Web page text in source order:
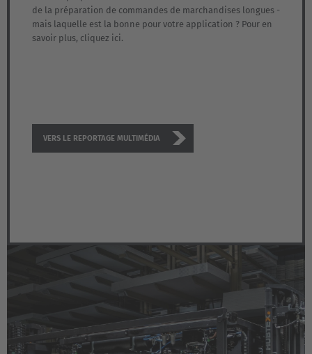
Luxembourg
Français Deutsch
Österreich
Deutsch
Türkiye
de la préparation de commandes de marchandises longues -
mais laquelle est la bonne pour votre application ? Pour en
savoir plus, cliquez ici.
VERS LE REPORTAGE MULTIMÉDIA